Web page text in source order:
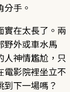
手。
實在太長了。兩
野外或車水馬
人神情尷尬，只
電影院裡坐立不
下一場嗎？